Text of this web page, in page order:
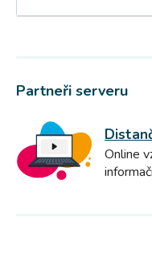
Partneři serveru
Online